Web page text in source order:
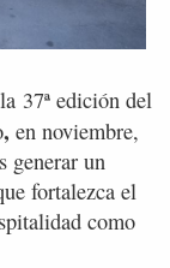
37ª edición del
, en noviembre,
generar un
fortalezca el
como